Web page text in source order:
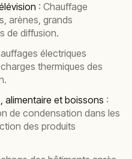
: Chauffage
arènes, grands
de diffusion.
électriques
thermiques des
alimentaire et boissons :
de condensation dans les
des produits